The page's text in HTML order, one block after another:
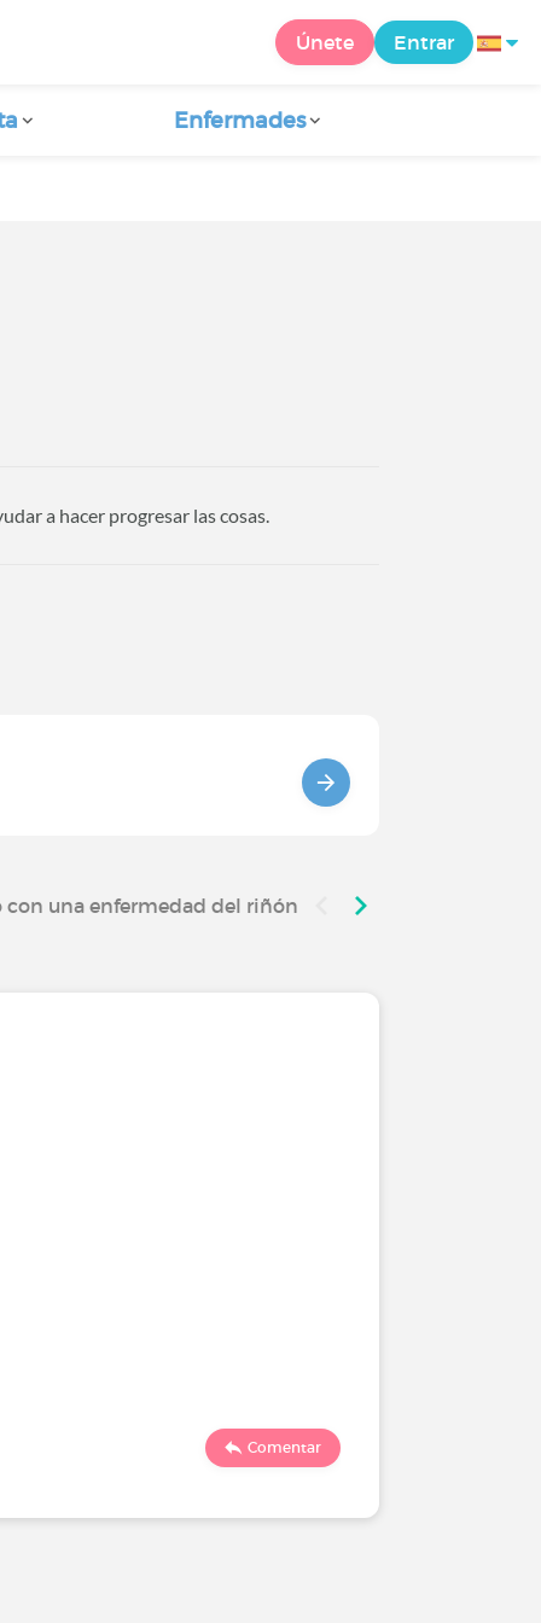
Únete Entrar
Enfermades
a hacer progresar las cosas.
con una enfermedad del riñón o del tracto urinario
Comentar